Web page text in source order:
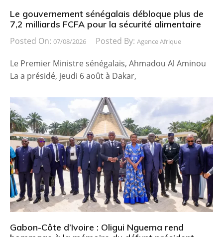
Le gouvernement sénégalais débloque plus de
7,2 milliards FCFA pour la sécurité alimentaire
Posted On: 07/08/2026 Posted By: Agence Afrique
Le Premier Ministre sénégalais, Ahmadou Al Aminou
La a présidé, jeudi 6 août à Dakar,
Gabon-Côte d’Ivoire : Oligui Nguema rend